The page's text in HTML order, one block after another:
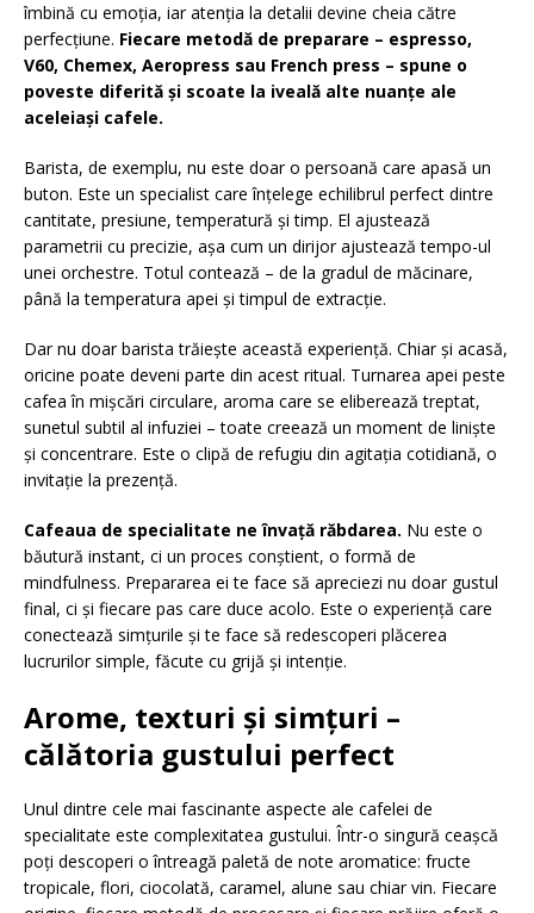
îmbină cu emoția, iar atenția la detalii devine cheia către
perfecțiune. Fiecare metodă de preparare – espresso,
V60, Chemex, Aeropress sau French press – spune o
poveste diferită și scoate la iveală alte nuanțe ale
aceleiași cafele.
Barista, de exemplu, nu este doar o persoană care apasă un
buton. Este un specialist care înțelege echilibrul perfect dintre
cantitate, presiune, temperatură și timp. El ajustează
parametrii cu precizie, așa cum un dirijor ajustează tempo-ul
unei orchestre. Totul contează – de la gradul de măcinare,
până la temperatura apei și timpul de extracție.
Dar nu doar barista trăiește această experiență. Chiar și acasă,
oricine poate deveni parte din acest ritual. Turnarea apei peste
cafea în mișcări circulare, aroma care se eliberează treptat,
sunetul subtil al infuziei – toate creează un moment de liniște
și concentrare. Este o clipă de refugiu din agitația cotidiană, o
invitație la prezență.
Cafeaua de specialitate ne învață răbdarea. Nu este o
băutură instant, ci un proces conștient, o formă de
mindfulness. Prepararea ei te face să apreciezi nu doar gustul
final, ci și fiecare pas care duce acolo. Este o experiență care
conectează simțurile și te face să redescoperi plăcerea
lucrurilor simple, făcute cu grijă și intenție.
Arome, texturi și simțuri –
călătoria gustului perfect
Unul dintre cele mai fascinante aspecte ale cafelei de
specialitate este complexitatea gustului. Într-o singură ceașcă
poți descoperi o întreagă paletă de note aromatice: fructe
tropicale, flori, ciocolată, caramel, alune sau chiar vin. Fiecare